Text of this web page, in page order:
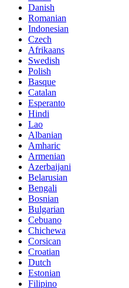
Danish
Romanian
Indonesian
Czech
Afrikaans
Swedish
Polish
Basque
Catalan
Esperanto
Hindi
Lao
Albanian
Amharic
Armenian
Azerbaijani
Belarusian
Bengali
Bosnian
Bulgarian
Cebuano
Chichewa
Corsican
Croatian
Dutch
Estonian
Filipino